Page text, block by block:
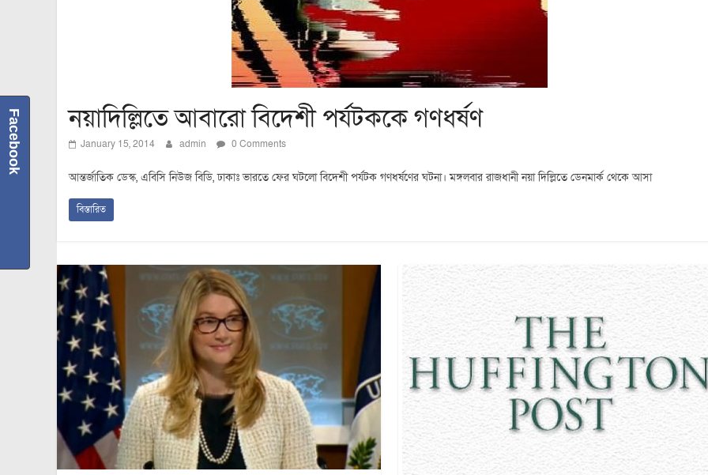
নয়াদিল্লিতে আবারো বিদেশী পর্যটককে গণধর্ষণ
January 15, 2014 admin 0 Comments
আন্তর্জাতিক ডেস্ক, এবিসি নিউজ বিডি, ঢাকাঃ ভারতে ফের ঘটলো বিদেশী পর্যটক গণধর্ষণের ঘটনা। মঙ্গলবার রাজধানী নয়া দিল্লিতে ডেনমার্ক থেকে আসা
বিস্তারিত
Facebook